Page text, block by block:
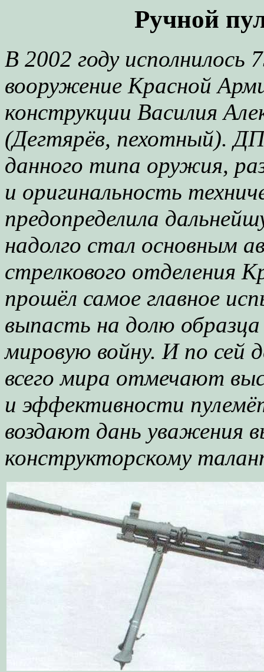
Ручной
В 2002 году
вооружение Красной
конструкции Василия
(Дегтярёв, пехотный).
данного типа оружия,
и оригинальность
предопределила
надолго стал основным
стрелкового отделения
прошёл самое главное
выпасть на долю
мировую войну. И по сей
всего мира отмечают
и эффективности
воздают дань уважения
конструкторскому